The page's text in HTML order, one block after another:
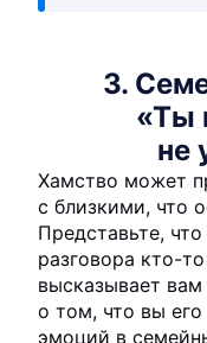
3.
«Ты
не
Хамство может
с близкими, что
Представьте,
разговора кто-
высказывает
о том, что вы
эмоций в